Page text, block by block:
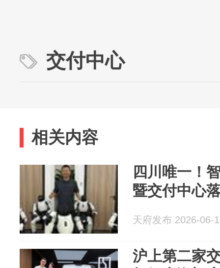
交付中心
相关内容
四川唯一！
暨交付中心
天府发布 2026-06-
沪上第二家